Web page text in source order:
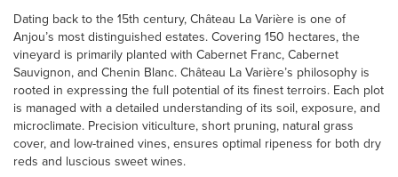
Dating back to the 15th century, Château La Varière is one of
Anjou’s most distinguished estates. Covering 150 hectares, the
vineyard is primarily planted with Cabernet Franc, Cabernet
Sauvignon, and Chenin Blanc. Château La Varière’s philosophy is
rooted in expressing the full potential of its finest terroirs. Each plot
is managed with a detailed understanding of its soil, exposure, and
microclimate. Precision viticulture, short pruning, natural grass
cover, and low-trained vines, ensures optimal ripeness for both dry
reds and luscious sweet wines.